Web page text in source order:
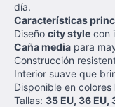
día.
Características
Diseño city style con
Caña media para
Construcción
Interior suave que
Disponible en colores
Tallas: 35 EU, 36 EU,